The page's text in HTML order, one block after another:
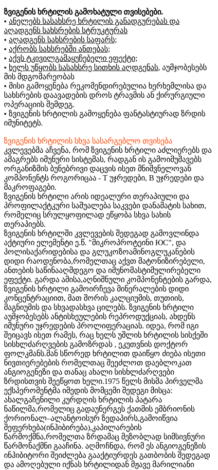
ზვიგენის ხრტილის გამოხატული თვისებები.
• ანელებს სასახსრე ხრტილის განადგურებას და
აღადგენს სახსრების სტრუკტურას
• აღადგენს სახსრების საფარს;
• აქრობს სახსრებში ანთებას;
• აქვს ტკივილგამაყუჩებელი ეფექტი;
• ხელს უწყობს სასახსრე სითხის აღდგენას, აუმჯობესებს
მის მდგომარეობას
• მისი გამოყენება რეკომენდირებულია ხერხემლისა და
სახსრების დაავადების დროს ტრავმის ან ქირურგიული
ოპერაციის შემდეგ.
• ზვიგენის ხრტილის გამოყენება ფანტასტიურად ზრდის
იმუნიტეტს.
ზვიგენის ხრტილის სხვა სასარგებლო თვისება
კვლევებმა აჩვენა, რომ ზვიგენის ხრტილი აძლიერებს და
ამაგრებს იმუნური სისტემას, რადგან ის გამოიმუშავებს
ორგანიზმის ბუნებრივი დაცვის ისეთ მნიშვნელოვან
კომპონენტს როგორიცაა - T უჯრედები, B უჯრედები და
მაკროფაგები.
ზვიგენის ხრტილი არის იდეალური თერაპიული და
პროფილაქტკური საშუალება საკვები დანამატის სახით,
რომელიც სრულყოფილად ეწყობა სხვა სახის
თერაპიებს.
ზვიგენის ხრტილში კვლევების შედეგად გამოვლინდა
აქტიური ელემენტი ე.წ. "მიკროპროტეინი ЮС", და
პოლისაქარიდებისა და გლუკოზოამინოგლუკანების
დიდი რაოდენობა,რომელთაც აქვთ მატონიზირებელი,
ანთების საწინააღმდეგო და იმუნომასტიმულირებელი
ეფექტი. გარდა ამისა,აღნიშნული კომპონენტების გარდა,
ზვიგენის ხრტილი გამოირჩევა მინერალების დიდი
კონცენტრაციით, მათ შორის კალციუმის, თუთიის,
მაგნიუმის და სხვადასხვა ცილებს. ზვიგენის ხრტილი
აუმჯობესებს ანტისხეულების რეპროდუქციას, ახდენს
იმუნური უჯრედების პროლიფერაციას. იდეა, რომ იგი
შეიცავს ისეთ რამეს, რაც ხელს უშლის ხრტილის სისქეში
სისხლძარღვების გამოზრდას , ეკუთვნის დოქტორ
ფოლკმანს.მან სწორედ ხრტილით დაიწყო ძიება ისეთი
ნივთიერებების რომელთაც შეეძლოთ დაებლოკათ
ანგიოგენეზი და თანაც ახალი სისხლძარღვები
ზრდისთვის შეეწყოთ ხელი.1975 წელს მისმა პირველმა
ექსპერომენტმა იმედის მომცემი შედეგი მისცა:
ახალგაჩენილი კურდღის ხრტილის პატარა
ნაწილმა,რომელიც გადაუნერგეს ქათმის ემბრიონის
ქორიონალ–ალანტოისურ ზედაპირს,გამოიწვია
შეფერხება(ინჰიბირება),კაპილარების
წარმოქმნა,რომელთა ზრდამაც მეზობლად სიმსივნური
წარმონაქმნი გააჩინა. აღმოჩნდა, რომ ეს ანგიოგენეზის
ინჰიბიტორი შეიძლება გააქტიურდეს გათბობის შედეგად
და ამოღებული იქნას ხრტილიდან მჟავე მარილიანი